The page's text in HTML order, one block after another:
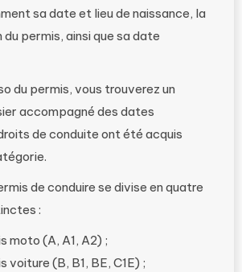
sa date et lieu de naissance, la
du permis, ainsi que sa date
du permis, vous trouverez un
accompagné des dates
de conduite ont été acquis
de conduire se divise en quatre
:
moto (A, A1, A2) ;
voiture (B, B1, BE, C1E) ;